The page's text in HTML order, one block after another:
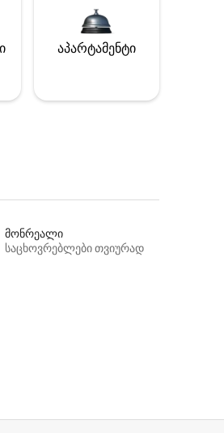
აპარტამენტი
მონრეალი
საცხოვრებლები თვიურად